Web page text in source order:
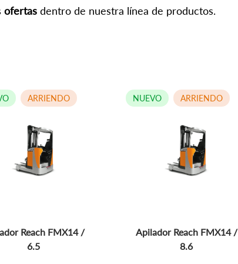
ofertas dentro de nuestra línea de productos.
Reach FMX14 /
6.5
ARRIENDO
Apilador Reach FMX14 /
8.6
NUEVO ARRIENDO